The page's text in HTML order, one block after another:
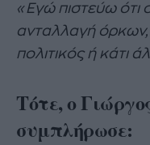
«Εγώ πιστεύω ότι
ανταλλαγή όρκων,
πολιτικός ή κάτι
Τότε, ο
συμπλήρωσε: